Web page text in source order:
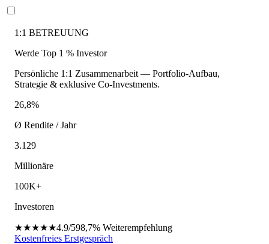
1:1 BETREUUNG
Werde Top 1 % Investor
Persönliche 1:1 Zusammenarbeit — Portfolio-Aufbau,
Strategie & exklusive Co-Investments.
26,8%
Ø Rendite / Jahr
3.129
Millionäre
100K+
Investoren
★★★★★4.9/598,7% Weiterempfehlung
Kostenfreies Erstgespräch